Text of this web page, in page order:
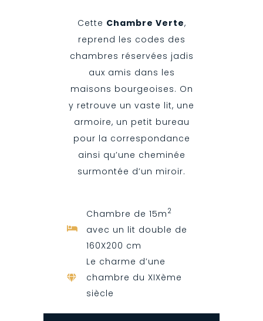
Cette Chambre Verte,
reprend les codes des
chambres réservées jadis
aux amis dans les
maisons bourgeoises. On
y retrouve un vaste lit, une
armoire, un petit bureau
pour la correspondance
ainsi qu’une cheminée
surmontée d’un miroir.
Chambre de 15m2
avec un lit double de
160X200 cm
Le charme d’une
chambre du XIXème
siècle